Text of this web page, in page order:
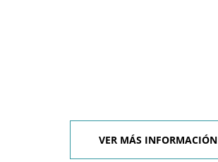
VER MÁS INFORMACIÓN